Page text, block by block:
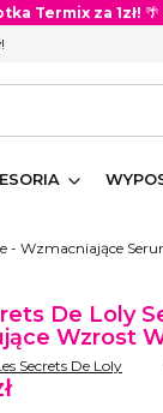
Termix za 1zł! 🌴
!
- Wzmacniające
De Loly
Wzrost
Secrets De Loly